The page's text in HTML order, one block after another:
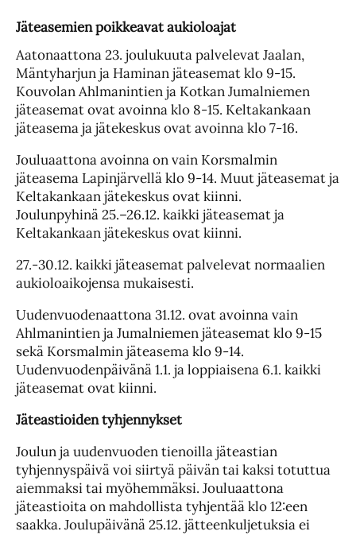
Jäteasemien poikkeavat aukioloajat
Aatonaattona 23. joulukuuta palvelevat Jaalan,
Mäntyharjun ja Haminan jäteasemat klo 9-15.
Kouvolan Ahlmanintien ja Kotkan Jumalniemen
jäteasemat ovat avoinna klo 8-15. Keltakankaan
jäteasema ja jätekeskus ovat avoinna klo 7-16.
Jouluaattona avoinna on vain Korsmalmin
jäteasema Lapinjärvellä klo 9-14. Muut jäteasemat ja
Keltakankaan jätekeskus ovat kiinni.
Joulunpyhinä 25.–26.12. kaikki jäteasemat ja
Keltakankaan jätekeskus ovat kiinni.
27.-30.12. kaikki jäteasemat palvelevat normaalien
aukioloaikojensa mukaisesti.
Uudenvuodenaattona 31.12. ovat avoinna vain
Ahlmanintien ja Jumalniemen jäteasemat klo 9-15
sekä Korsmalmin jäteasema klo 9-14.
Uudenvuodenpäivänä 1.1. ja loppiaisena 6.1. kaikki
jäteasemat ovat kiinni.
Jäteastioidentyhjennykset
Joulun ja uudenvuoden tienoilla jäteastian
tyhjennyspäivä voi siirtyä päivän tai kaksi totuttua
aiemmaksi tai myöhemmäksi. Jouluaattona
jäteastioita on mahdollista tyhjentää klo 12:een
saakka. Joulupäivänä 25.12. jätteenkuljetuksia ei